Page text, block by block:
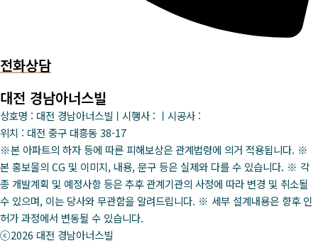
전화상담
대전 경남아너스빌
상호명 : 대전 경남아너스빌ㅣ시행사 : ㅣ시공사 :
위치 : 대전 중구 대흥동 38-17
※본 아파트의 하자 등에 따른 피해보상은 관계법령에 의거 적용됩니다. ※
본 홍보물의 CG 및 이미지, 내용, 문구 등은 실제와 다를 수 있습니다. ※ 각
종 개발계획 및 예정사항 등은 추후 관계기관의 사정에 따라 변경 및 취소될
수 있으며, 이는 당사와 무관함을 알려드립니다. ※ 세부 설계내용은 향후 인
허가 과정에서 변동될 수 있습니다.
ⓒ2026 대전 경남아너스빌